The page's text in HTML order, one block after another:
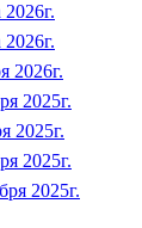
2026г.
2025г.
2025г.
2025г.
2025г.